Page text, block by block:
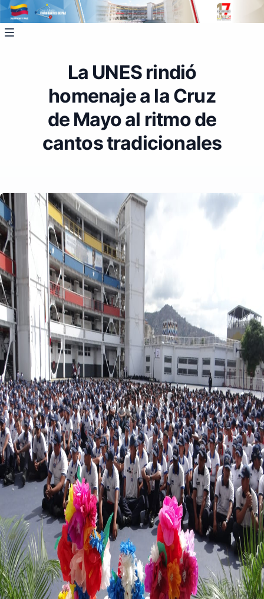
La UNES rindió
homenaje a la Cruz
de Mayo al ritmo de
cantos tradicionales